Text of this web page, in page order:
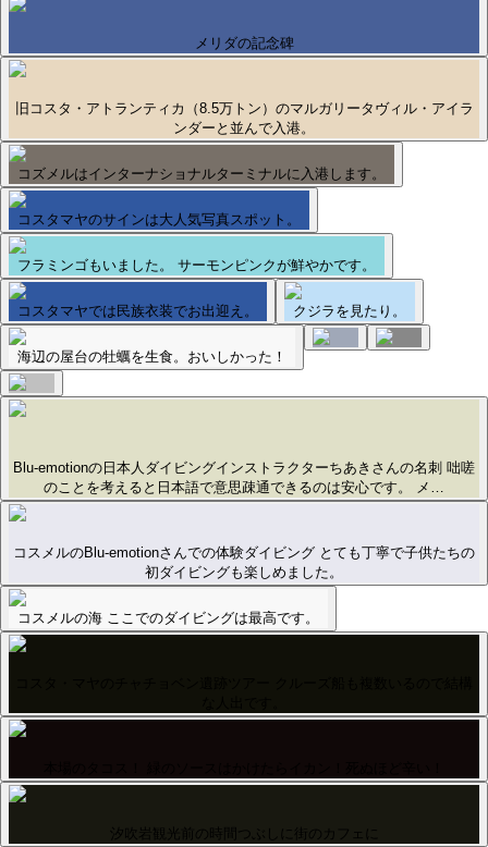
メリダの記念碑
旧コスタ・アトランティカ（8.5万トン）のマルガリータヴィル・アイラ
ンダーと並んで入港。
コズメルはインターナショナルターミナルに入港します。
コスタマヤのサインは大人気写真スポット。
フラミンゴもいました。 サーモンピンクが鮮やかです。
コスタマヤでは民族衣装でお出迎え。 クジラを見たり。
海辺の屋台の牡蠣を生食。おいしかった！
Blu-emotionの日本人ダイビングインストラクターちあきさんの名刺 咄嗟
のことを考えると日本語で意思疎通できるのは安心です。 メ…
コスメルのBlu-emotionさんでの体験ダイビング とても丁寧で子供たちの
初ダイビングも楽しめました。
コスメルの海 ここでのダイビングは最高です。
汐吹岩観光前の時間つぶしに街のカフェに